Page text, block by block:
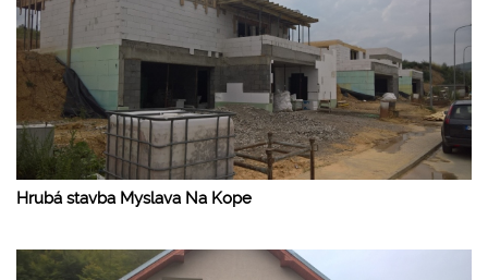
Hrubá stavba Myslava Na Kope